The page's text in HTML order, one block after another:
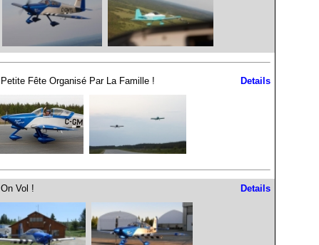
Petite Fête Organisé Par La Famille ! Details
On Vol ! Details